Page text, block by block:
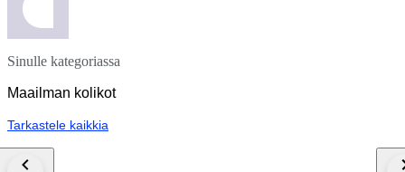
Sinulle kategoriassa
Maailman kolikot
Tarkastele kaikkia